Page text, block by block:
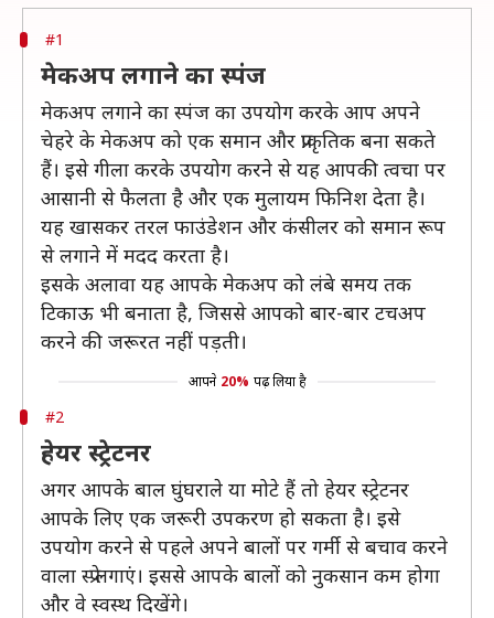
#1
मेकअप लगाने का स्पंज
मेकअप लगाने का स्पंज का उपयोग करके आप अपने
चेहरे के मेकअप को एक समान और प्राकृतिक बना सकते
हैं। इसे गीला करके उपयोग करने से यह आपकी त्वचा पर
आसानी से फैलता है और एक मुलायम फिनिश देता है।
यह खासकर तरल फाउंडेशन और कंसीलर को समान रूप
से लगाने में मदद करता है।
इसके अलावा यह आपके मेकअप को लंबे समय तक
टिकाऊ भी बनाता है, जिससे आपको बार-बार टचअप
करने की जरूरत नहीं पड़ती।
आपने 20% पढ़ लिया है
#2
हेयर स्ट्रेटनर
अगर आपके बाल घुंघराले या मोटे हैं तो हेयर स्ट्रेटनर
आपके लिए एक जरूरी उपकरण हो सकता है। इसे
उपयोग करने से पहले अपने बालों पर गर्मी से बचाव करने
वाला स्प्रे लगाएं। इससे आपके बालों को नुकसान कम होगा
और वे स्वस्थ दिखेंगे।